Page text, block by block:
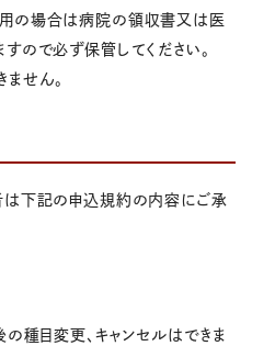
の場合は病院の領収書又は医
ので必ず保管してください。
せん。
は下記の申込規約の内容にご承
種目変更、キャンセルはできま